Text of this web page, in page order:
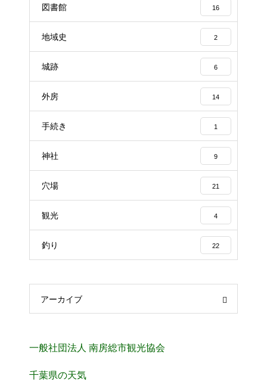
図書館 16
地域史 2
城跡 6
外房 14
手続き 1
神社 9
穴場 21
観光 4
釣り 22
アーカイブ
一般社団法人 南房総市観光協会
千葉県の天気